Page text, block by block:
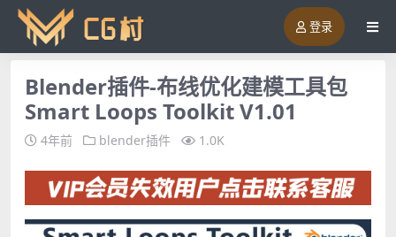
登录
Blender插件-布线优化建模工具包
Smart Loops Toolkit V1.01
4年前 blender插件 1.0K